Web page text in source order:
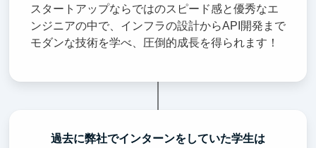
スタートアップならではのスピード感と優秀なエ
ンジニアの中で、インフラの設計からAPI開発まで
モダンな技術を学べ、圧倒的成長を得られます！
過去に弊社でインターンをしていた学生は